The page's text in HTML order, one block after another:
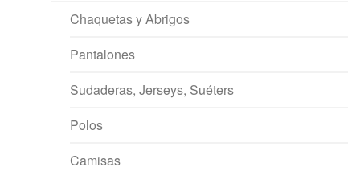
Chaquetas y Abrigos
Pantalones
Sudaderas, Jerseys, Suéters
Polos
Camisas